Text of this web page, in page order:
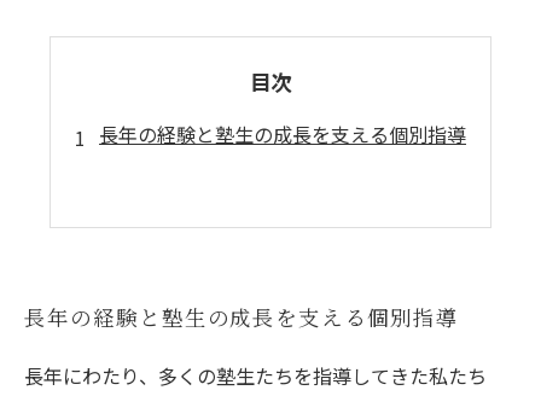
目次
長年の経験と塾生の成長を支える個別指導
長年の経験と塾生の成長を支える個別指導
長年にわたり、多くの塾生たちを指導してきた私たち